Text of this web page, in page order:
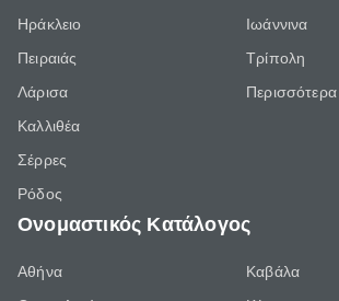
Ηράκλειο
Πειραιάς
Λάρισα
Καλλιθέα
Σέρρες
Ρόδος
Ιωάννινα
Τρίπολη
Περισσότερα
Ονομαστικός Κατάλογος
Αθήνα
Καβάλα